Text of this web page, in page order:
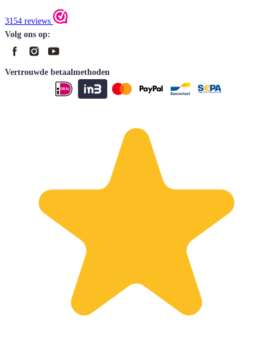
3154 reviews
Volg ons op:
Vertrouwde betaalmethoden